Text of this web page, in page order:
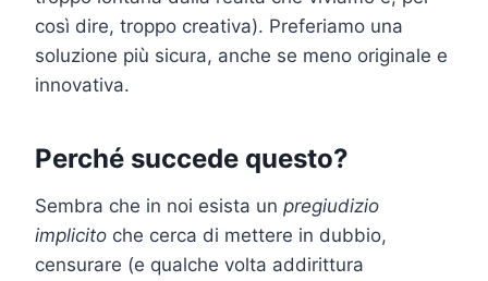
così dire, troppo creativa). Preferiamo una
soluzione più sicura, anche se meno originale e
innovativa.
Perché succede questo?
Sembra che in noi esista un pregiudizio
implicito che cerca di mettere in dubbio,
censurare (e qualche volta addirittura